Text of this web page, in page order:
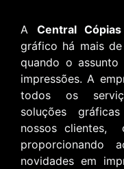
ACentral
gráfico há mais
quando o assunto
impressões. A
todos os
soluções
nossos clientes,
proporcionando
novidades em